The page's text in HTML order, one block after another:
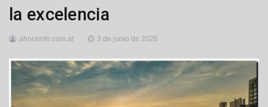
Turismo
la excelencia
ahorainfo.com.ar 3 de junio de 2026